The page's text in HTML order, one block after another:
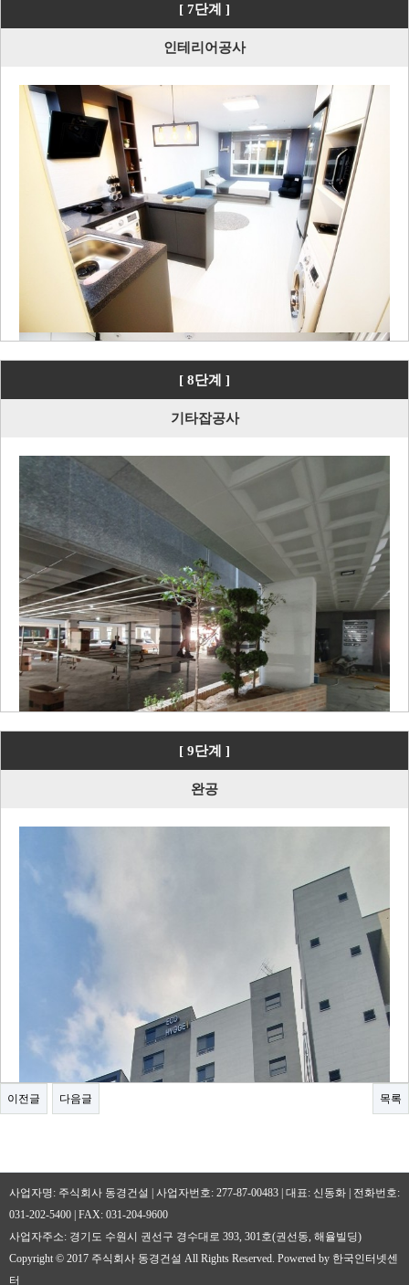
[ 7단계 ]
인테리어공사
[ 8단계 ]
기타잡공사
[ 9단계 ]
완공
이전글 다음글 목록
사업자명: 주식회사 동경건설 | 사업자번호: 277-87-00483 | 대표: 신동화 | 전화번호:
031-202-5400 | FAX: 031-204-9600
사업자주소: 경기도 수원시 권선구 경수대로 393, 301호(권선동, 해율빌딩)
Copyright © 2017 주식회사 동경건설 All Rights Reserved. Powered by 한국인터넷센
터